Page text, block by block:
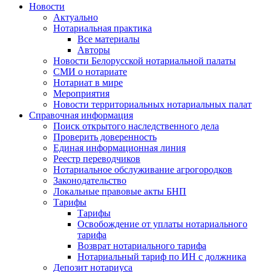
Новости
Актуально
Нотариальная практика
Все материалы
Авторы
Новости Белорусской нотариальной палаты
СМИ о нотариате
Нотариат в мире
Мероприятия
Новости территориальных нотариальных палат
Справочная информация
Поиск открытого наследственного дела
Проверить доверенность
Единая информационная линия
Реестр переводчиков
Нотариальное обслуживание агрогородков
Законодательство
Локальные правовые акты БНП
Тарифы
Тарифы
Освобождение от уплаты нотариального
тарифа
Возврат нотариального тарифа
Нотариальный тариф по ИН с должника
Депозит нотариуса